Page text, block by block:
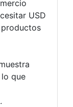
USD
que